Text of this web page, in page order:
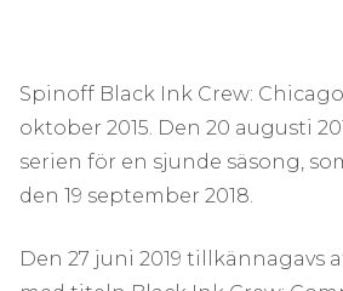
Spinoff Black Ink Crew:
oktober 2015. Den 20 augusti
serien för en sjunde säsong,
den 19 september 2018.
Den 27 juni 2019 tillkännagavs